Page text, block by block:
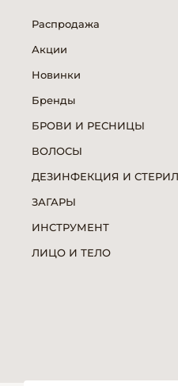
Распродажа
Акции
Новинки
Бренды
БРОВИ И РЕСНИЦЫ
ВОЛОСЫ
ДЕЗИНФЕКЦИЯ И
ЗАГАРЫ
ИНСТРУМЕНТ
ЛИЦО И ТЕЛО